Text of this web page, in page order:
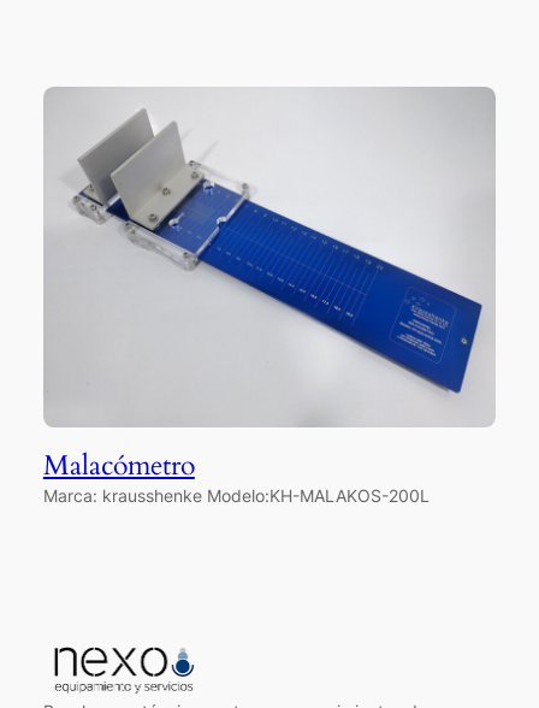
Malacómetro
Marca: krausshenke Modelo:KH-MALAKOS-200L